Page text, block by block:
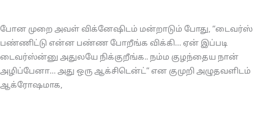
போன முறை அவள் விக்னேஷிடம் மன்றாடும் போது, “டைவர்ஸ்
பண்ணிட்டு என்ன பண்ண போறீங்க விக்கி… ஏன் இப்படி
டைவர்ஸ்ன்னு அதுலயே நிக்குறீங்க.. நம்ம குழந்தைய நான்
அழிப்பேனா… அது ஒரு ஆக்சிடென்ட்” என குமுறி அழுதவளிடம்
ஆக்ரோஷமாக,